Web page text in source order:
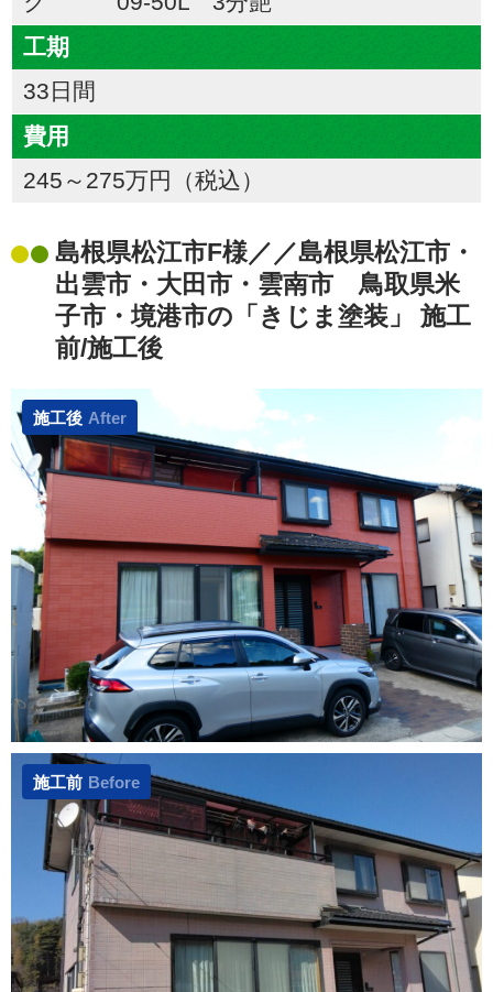
工期
33日間
費用
245～275万円（税込）
島根県松江市F様／／島根県松江市・
出雲市・大田市・雲南市 鳥取県米
子市・境港市の「きじま塗装」 施工
前/施工後
施工後 After
施工前 Before